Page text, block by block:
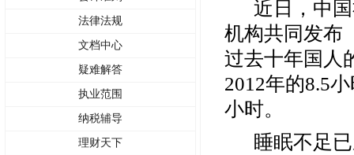
法律法规
文档中心
疑难解答
执业范围
纳税辅导
理财天下
近日，中
机构共同发布
过去十年国人
2012年的8.5
小时。
睡眠不足